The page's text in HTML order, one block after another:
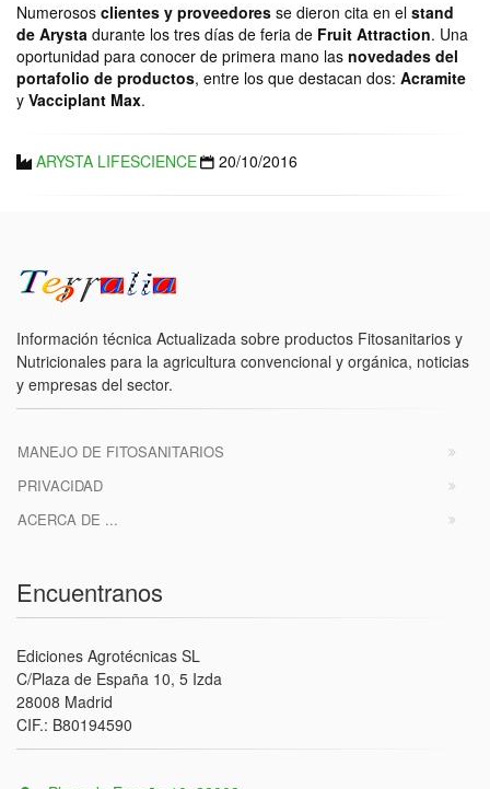
Numerosos clientes y proveedores se dieron cita en el stand
de Arysta durante los tres días de feria de Fruit Attraction. Una
oportunidad para conocer de primera mano las novedades del
portafolio de productos, entre los que destacan dos: Acramite
y Vacciplant Max.
20/10/2016
ARYSTA LIFESCIENCE
Información técnica Actualizada sobre productos Fitosanitarios y
Nutricionales para la agricultura convencional y orgánica, noticias
y empresas del sector.
MANEJO DE FITOSANITARIOS
PRIVACIDAD
ACERCA DE ...
Encuentranos
Ediciones Agrotécnicas SL
C/Plaza de España 10, 5 Izda
28008 Madrid
CIF.: B80194590